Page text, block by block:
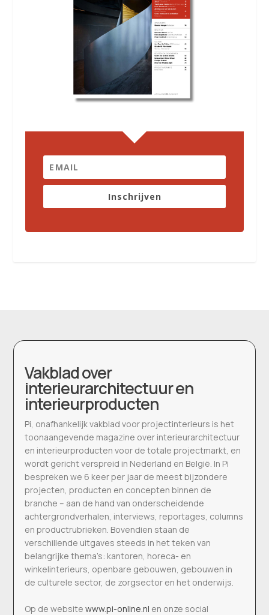
Inschrijven
Vakblad over
interieurarchitectuur en
interieurproducten
Pi, onafhankelijk vakblad voor projectinterieurs is het
toonaangevende magazine over interieurarchitectuur
en interieurproducten voor de totale projectmarkt, en
wordt gericht verspreid in Nederland en België. In Pi
bespreken we 6 keer per jaar de meest bijzondere
projecten, producten en concepten binnen de
branche – aan de hand van onderscheidende
achtergrondverhalen, interviews, reportages, columns
en productrubrieken. Bovendien staan de
verschillende uitgaves steeds in het teken van
belangrijke thema’s: kantoren, horeca- en
winkelinterieurs, openbare gebouwen, gebouwen in
de culturele sector, de zorgsector en het onderwijs.
Op de websitewww.pi-online.nl en onze social